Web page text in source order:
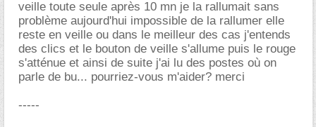
veille toute seule après 10 mn je la rallumait sans
problème aujourd'hui impossible de la rallumer elle
reste en veille ou dans le meilleur des cas j'entends
des clics et le bouton de veille s'allume puis le rouge
s'atténue et ainsi de suite j'ai lu des postes où on
parle de bu... pourriez-vous m'aider? merci
-----